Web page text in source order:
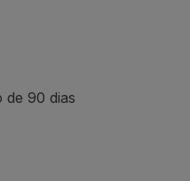
de 90 dias